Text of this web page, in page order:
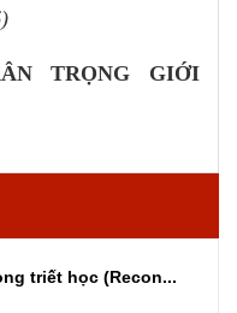
TRỌNG GIỚI
triết học (Recon...